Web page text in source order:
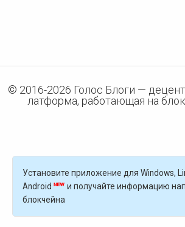
© 2016-2026 Голос Блоги —
латформа, работающая на
Установите приложение для Windows,
Android
и получайте информацию
блокчейна